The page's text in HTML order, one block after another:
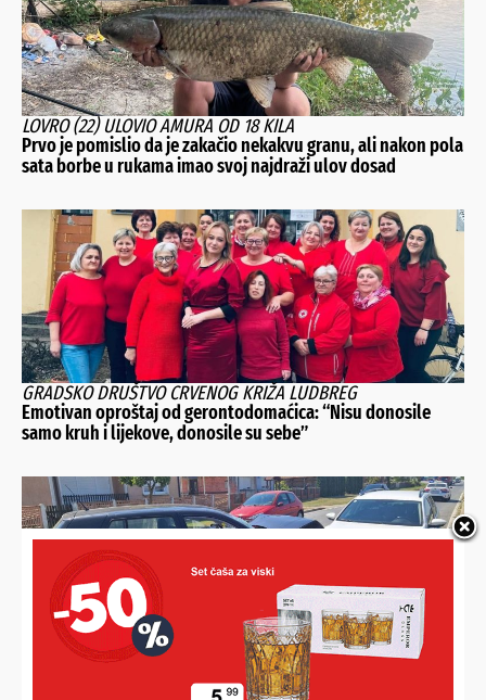
LOVRO (22) ULOVIO AMURA OD 18 KILA
Prvo je pomislio da je zakačio nekakvu granu, ali nakon pola
sata borbe u rukama imao svoj najdraži ulov dosad
GRADSKO DRUŠTVO CRVENOG KRIŽA LUDBREG
Emotivan oproštaj od gerontodomaćica: “Nisu donosile
samo kruh i lijekove, donosile su sebe”
U TIJEKU JE POLICIJSKI OČEVID
UPRAVO Sudar dva auta na Podravskoj magistrali, tri osobe